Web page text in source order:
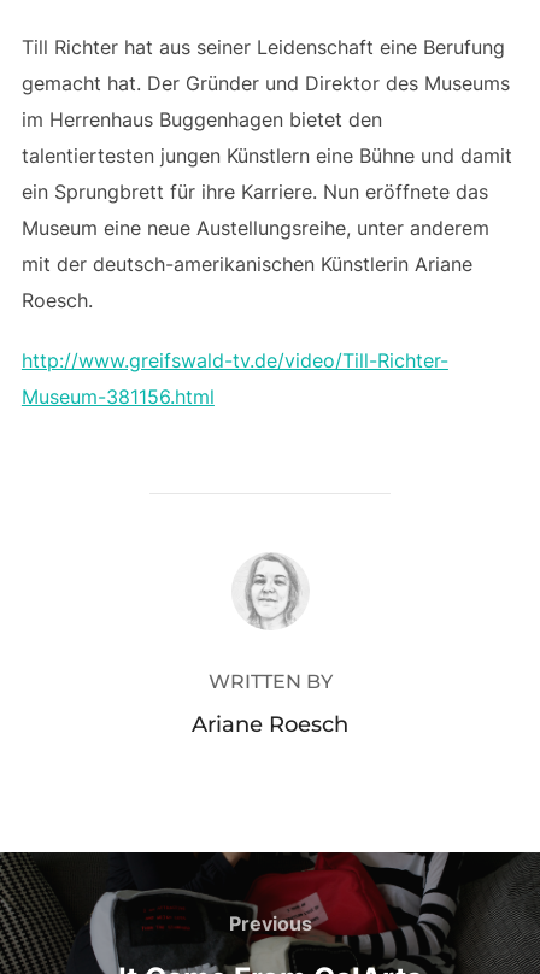
Till Richter hat aus seiner Leidenschaft eine Berufung
gemacht hat. Der Gründer und Direktor des Museums
im Herrenhaus Buggenhagen bietet den
talentiertesten jungen Künstlern eine Bühne und damit
ein Sprungbrett für ihre Karriere. Nun eröffnete das
Museum eine neue Austellungsreihe, unter anderem
mit der deutsch-amerikanischen Künstlerin Ariane
Roesch.
http://www.greifswald-tv.de/video/Till-Richter-
Museum-381156.html
POST AUTHOR
WRITTEN BY
Ariane Roesch
Post
navigation
Previous
Previous